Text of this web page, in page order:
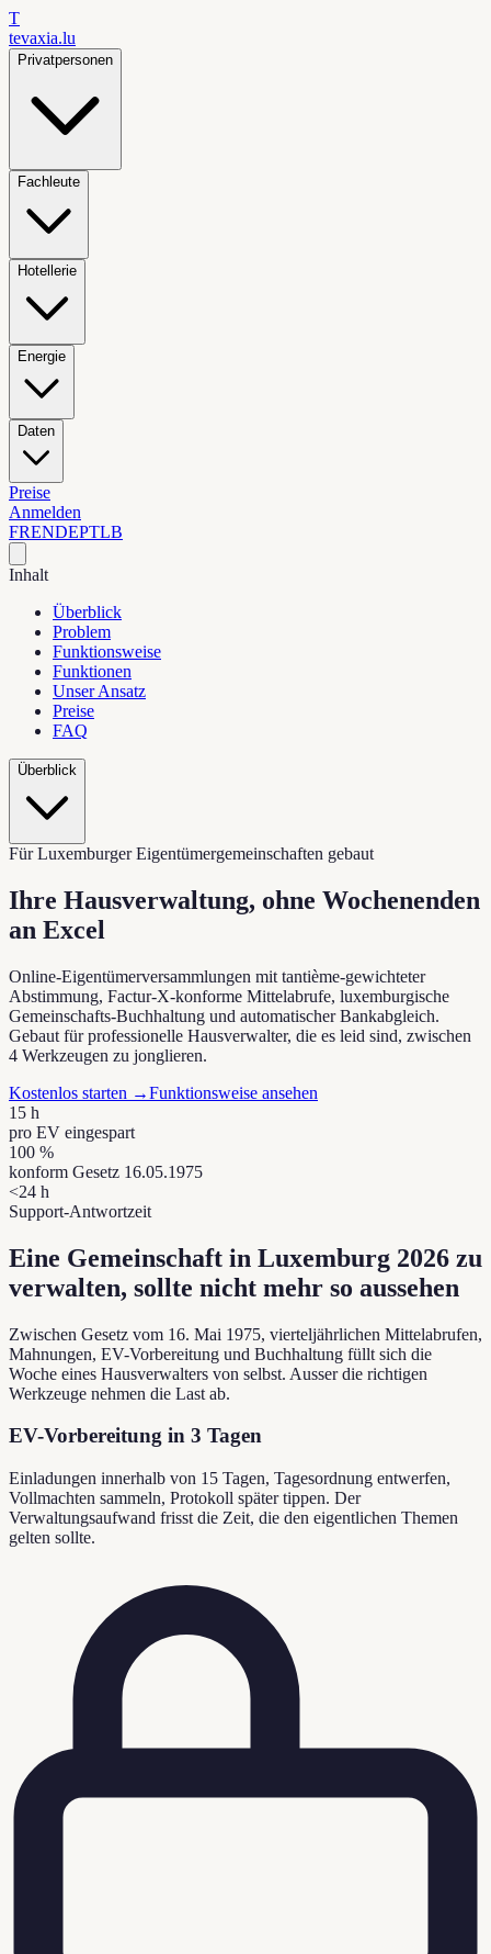
T
tevaxia.lu
Privatpersonen
Fachleute
Hotellerie
Energie
Daten
Preise
Anmelden
FRENDEPTLB
Inhalt
Überblick
Problem
Funktionsweise
Funktionen
Unser Ansatz
Preise
FAQ
Überblick
Für Luxemburger Eigentümergemeinschaften gebaut
Ihre Hausverwaltung, ohne Wochenenden
an Excel
Online-Eigentümerversammlungen mit tantième-gewichteter
Abstimmung, Factur-X-konforme Mittelabrufe, luxemburgische
Gemeinschafts-Buchhaltung und automatischer Bankabgleich.
Gebaut für professionelle Hausverwalter, die es leid sind, zwischen
4 Werkzeugen zu jonglieren.
Kostenlos starten →Funktionsweise ansehen
15 h
pro EV eingespart
100 %
konform Gesetz 16.05.1975
<24 h
Support-Antwortzeit
Eine Gemeinschaft in Luxemburg 2026 zu
verwalten, sollte nicht mehr so aussehen
Zwischen Gesetz vom 16. Mai 1975, vierteljährlichen Mittelabrufen,
Mahnungen, EV-Vorbereitung und Buchhaltung füllt sich die
Woche eines Hausverwalters von selbst. Ausser die richtigen
Werkzeuge nehmen die Last ab.
EV-Vorbereitung in 3 Tagen
Einladungen innerhalb von 15 Tagen, Tagesordnung entwerfen,
Vollmachten sammeln, Protokoll später tippen. Der
Verwaltungsaufwand frisst die Zeit, die den eigentlichen Themen
gelten sollte.